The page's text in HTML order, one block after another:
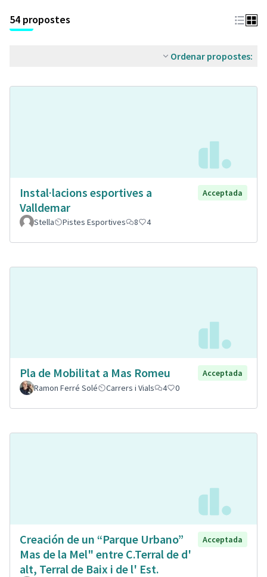
54 propostes
Ordenar propostes:
Instal·lacions esportives a
Valldemar
Acceptada
Stella Pistes Esportives 8 4
Pla de Mobilitat a Mas Romeu
Acceptada
Ramon Ferré Solé
Carrers i Vials 4 0
Creación de un “Parque Urbano”
Mas de la Mel" entre C.Terral de d'
alt, Terral de Baix i de l' Est.
Acceptada